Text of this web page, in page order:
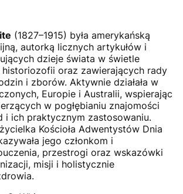
(1827–1915) była amerykańską
autorką licznych artykułów i
dzieje świata w świetle
historiozofii oraz zawierających rady
i zborów. Aktywnie działała w
Europie i Australii, wspierając
w pogłębianiu znajomości
i ich praktycznym zastosowaniu.
Kościoła Adwentystów Dnia
jego członkom i
przestrogi oraz wskazówki
misji i holistycznie